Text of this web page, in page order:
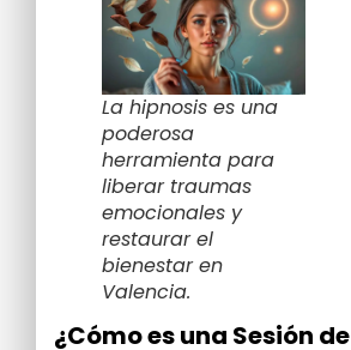
La hipnosis es una
poderosa
herramienta para
liberar traumas
emocionales y
restaurar el
bienestar en
Valencia.
¿Cómo es una Sesión de